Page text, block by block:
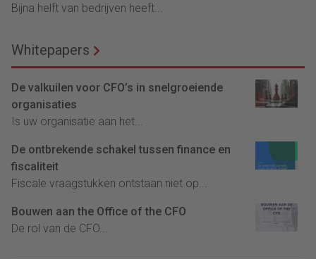
Bijna helft van bedrijven heeft...
Whitepapers
De valkuilen voor CFO’s in snelgroeiende
organisaties
Is uw organisatie aan het...
De ontbrekende schakel tussen finance en
fiscaliteit
Fiscale vraagstukken ontstaan niet op...
Bouwen aan the Office of the CFO
De rol van de CFO...